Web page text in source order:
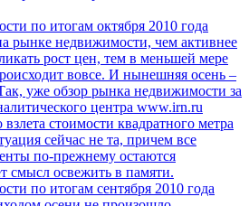
по итогам октября 2010 года
рынке недвижимости, чем активнее
рост цен, тем в меньшей мере
вовсе. И нынешняя осень –
уже обзор рынка недвижимости за
центра www.irn.ru
взлета стоимости квадратного метра
сейчас не та, причем все
по-прежнему остаются
смысл освежить в памяти.
по итогам сентября 2010 года